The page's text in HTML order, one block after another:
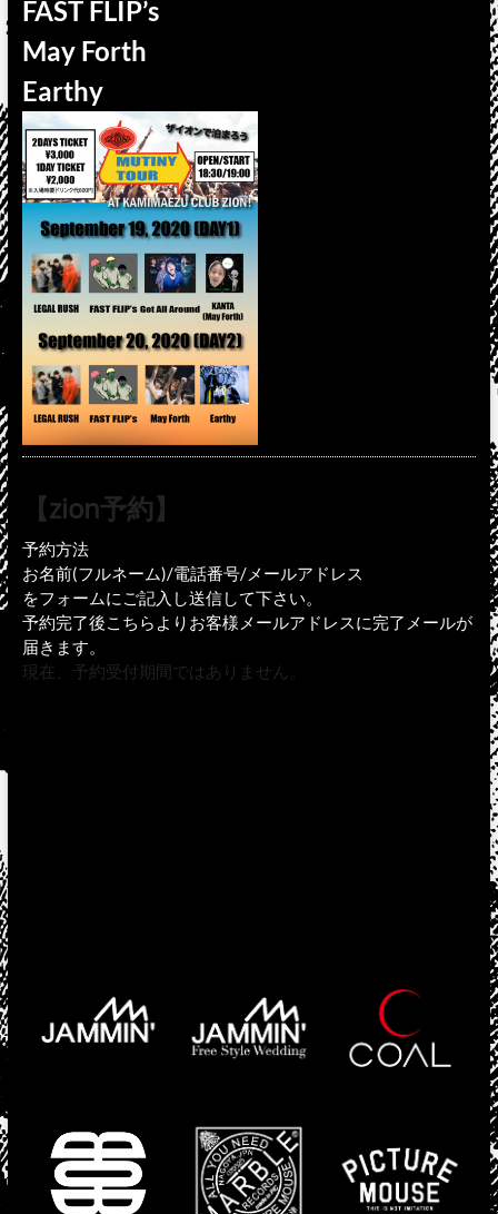
FAST FLIP’s
May Forth
Earthy
【zion予約】
予約方法
お名前(フルネーム)/電話番号/メールアドレス
をフォームにご記入し送信して下さい。
予約完了後こちらよりお客様メールアドレスに完了メールが
届きます。
現在、予約受付期間ではありません。